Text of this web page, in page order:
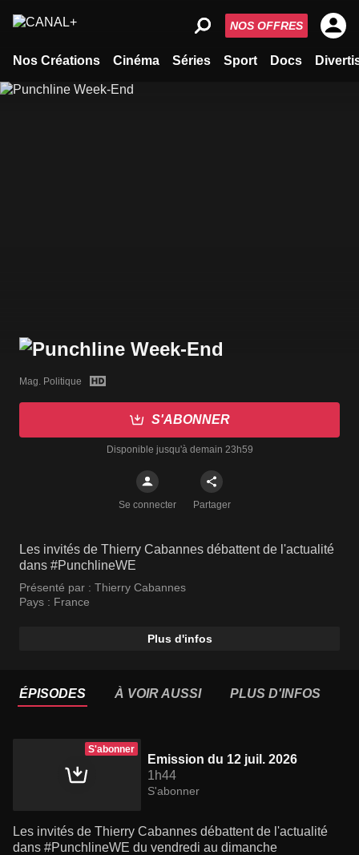
Nos Créations Cinéma Séries Sport Docs
NOS OFFRES
Mag. Politique
S'ABONNER
Disponible jusqu'à demain 23h59
Se connecter Partager
Les invités de Thierry Cabannes débattent de l'actualité
dans #PunchlineWE
Présenté par : Thierry Cabannes
Pays : France
Plus d'infos
ÉPISODES À VOIR AUSSI PLUS D'INFOS
S'abonner
Emission du 12 juil. 2026
1h44
S'abonner
Les invités de Thierry Cabannes débattent de l'actualité
dans #PunchlineWE du vendredi au dimanche